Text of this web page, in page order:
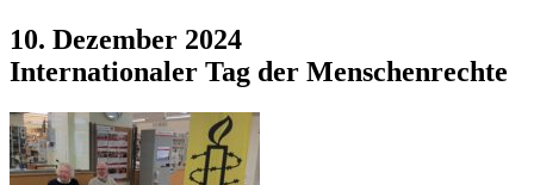
10. Dezember 2024
Internationaler Tag der Menschenrechte